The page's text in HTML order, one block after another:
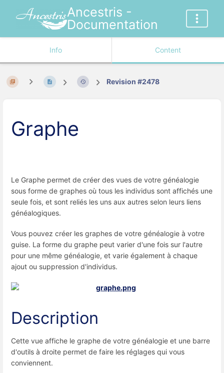
Ancestris -
Documentation
Info Content
Revision #2478
Graphe
Le Graphe permet de créer des vues de votre généalogie
sous forme de graphes où tous les individus sont affichés une
seule fois, et sont reliés les uns aux autres selon leurs liens
généalogiques.
Vous pouvez créer les graphes de votre généalogie à votre
guise. La forme du graphe peut varier d'une fois sur l'autre
pour une même généalogie, et varie également à chaque
ajout ou suppression d'individus.
Description
Cette vue affiche le graphe de votre généalogie et une barre
d'outils à droite permet de faire les réglages qui vous
conviennent.